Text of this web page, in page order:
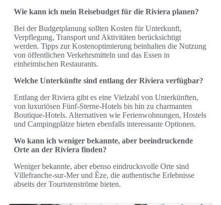
Wie kann ich mein Reisebudget für die Riviera planen?
Bei der Budgetplanung sollten Kosten für Unterkunft,
Verpflegung, Transport und Aktivitäten berücksichtigt
werden. Tipps zur Kostenoptimierung beinhalten die Nutzung
von öffentlichen Verkehrsmitteln und das Essen in
einheimischen Restaurants.
Welche Unterkünfte sind entlang der Riviera verfügbar?
Entlang der Riviera gibt es eine Vielzahl von Unterkünften,
von luxuriösen Fünf-Sterne-Hotels bis hin zu charmanten
Boutique-Hotels. Alternativen wie Ferienwohnungen, Hostels
und Campingplätze bieten ebenfalls interessante Optionen.
Wo kann ich weniger bekannte, aber beeindruckende
Orte an der Riviera finden?
Weniger bekannte, aber ebenso eindrucksvolle Orte sind
Villefranche-sur-Mer und Èze, die authentische Erlebnisse
abseits der Touristenströme bieten.